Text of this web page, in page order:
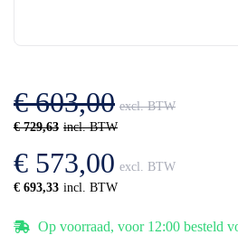
gallerij
€ 729,63
€ 603,00
€ 693,33
€ 573,00
Op voorraad, voor 12:00 besteld